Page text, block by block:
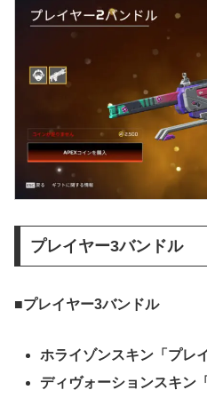
プレイヤー3バンドル
■プレイヤー3バンドル
ホライゾンスキン「プレ
ディヴォーションスキン